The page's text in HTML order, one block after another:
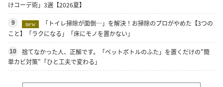
けコーデ術」3選【2026夏】
9 new
「トイレ掃除が面倒…」を解決！お掃除のプロがやめた【3つの
こと】「ラクになる」「床にモノを置かない」
10
捨てなかった人、正解です。「ペットボトルのふた」を置くだけの"簡
単カビ対策"「ひと工夫で変わる」